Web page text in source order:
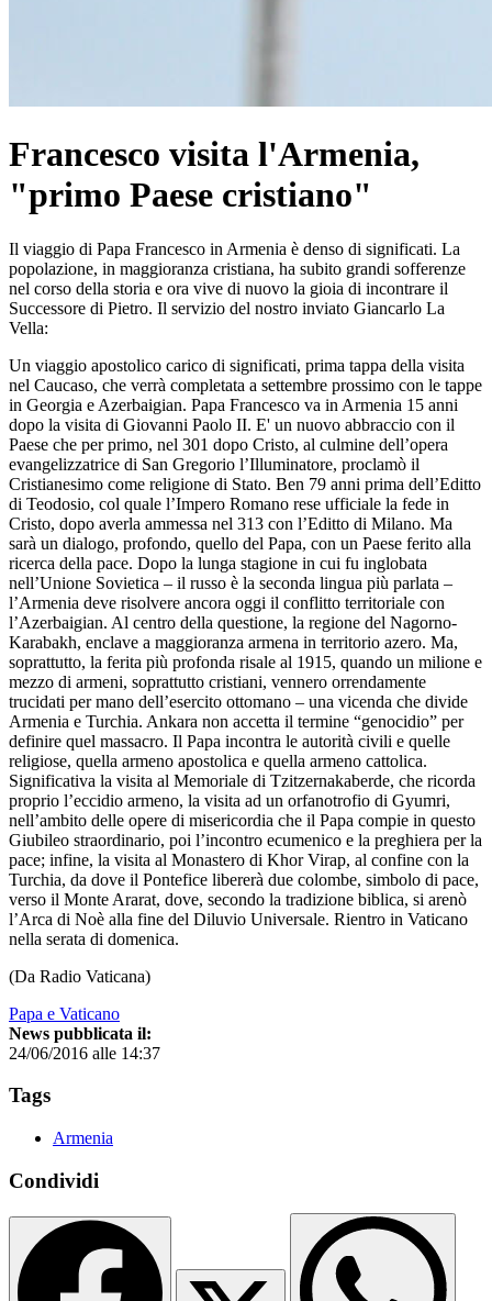
Francesco visita l'Armenia,
"primo Paese cristiano"
Il viaggio di Papa Francesco in Armenia è denso di significati. La
popolazione, in maggioranza cristiana, ha subito grandi sofferenze
nel corso della storia e ora vive di nuovo la gioia di incontrare il
Successore di Pietro. Il servizio del nostro inviato Giancarlo La
Vella:
Un viaggio apostolico carico di significati, prima tappa della visita
nel Caucaso, che verrà completata a settembre prossimo con le tappe
in Georgia e Azerbaigian. Papa Francesco va in Armenia 15 anni
dopo la visita di Giovanni Paolo II. E' un nuovo abbraccio con il
Paese che per primo, nel 301 dopo Cristo, al culmine dell’opera
evangelizzatrice di San Gregorio l’Illuminatore, proclamò il
Cristianesimo come religione di Stato. Ben 79 anni prima dell’Editto
di Teodosio, col quale l’Impero Romano rese ufficiale la fede in
Cristo, dopo averla ammessa nel 313 con l’Editto di Milano. Ma
sarà un dialogo, profondo, quello del Papa, con un Paese ferito alla
ricerca della pace. Dopo la lunga stagione in cui fu inglobata
nell’Unione Sovietica – il russo è la seconda lingua più parlata –
l’Armenia deve risolvere ancora oggi il conflitto territoriale con
l’Azerbaigian. Al centro della questione, la regione del Nagorno-
Karabakh, enclave a maggioranza armena in territorio azero. Ma,
soprattutto, la ferita più profonda risale al 1915, quando un milione e
mezzo di armeni, soprattutto cristiani, vennero orrendamente
trucidati per mano dell’esercito ottomano – una vicenda che divide
Armenia e Turchia. Ankara non accetta il termine “genocidio” per
definire quel massacro. Il Papa incontra le autorità civili e quelle
religiose, quella armeno apostolica e quella armeno cattolica.
Significativa la visita al Memoriale di Tzitzernakaberde, che ricorda
proprio l’eccidio armeno, la visita ad un orfanotrofio di Gyumri,
nell’ambito delle opere di misericordia che il Papa compie in questo
Giubileo straordinario, poi l’incontro ecumenico e la preghiera per la
pace; infine, la visita al Monastero di Khor Virap, al confine con la
Turchia, da dove il Pontefice libererà due colombe, simbolo di pace,
verso il Monte Ararat, dove, secondo la tradizione biblica, si arenò
l’Arca di Noè alla fine del Diluvio Universale. Rientro in Vaticano
nella serata di domenica.
(Da Radio Vaticana)
Papa e Vaticano
News pubblicata il:
24/06/2016 alle 14:37
Tags
Armenia
Condividi